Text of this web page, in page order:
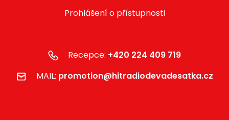
Prohlášení o přístupnosti
Recepce: +420 224 409 719
MAIL: promotion@hitradiodevadesatka.cz